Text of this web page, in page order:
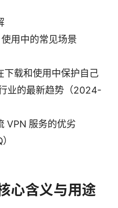
用中的常见场景
下载和使用中保护自己
业的最新趋势（2024-
VPN 服务的优劣
心含义与用途